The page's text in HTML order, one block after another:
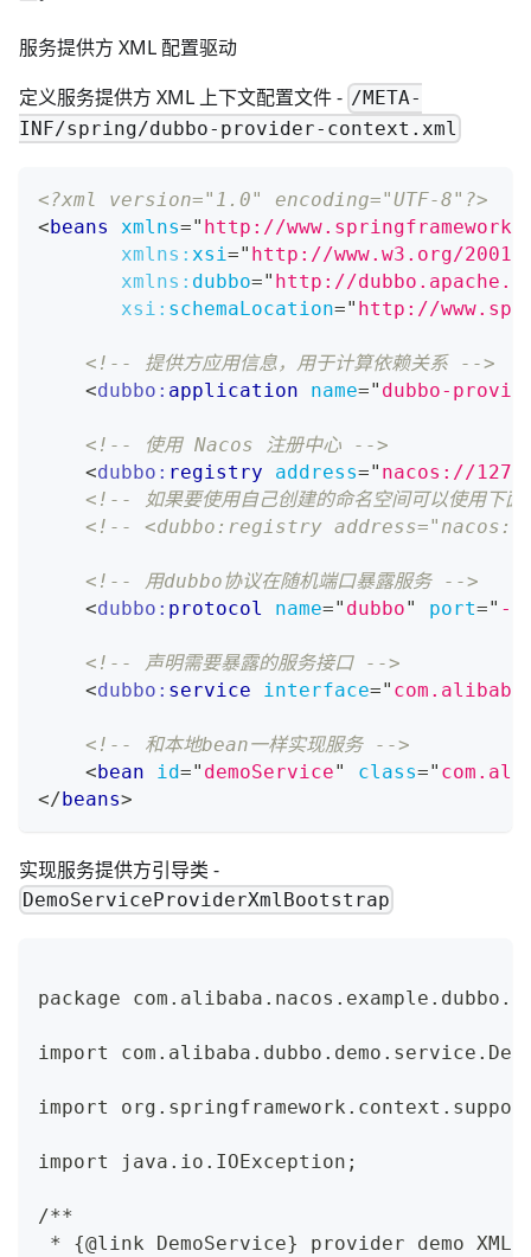
服务提供方 XML 配置驱动
定义服务提供方 XML 上下文配置文件 - /META-
INF/spring/dubbo-provider-context.xml
<?xml version="1.0" encoding="UTF-8"?>
<beans xmlns=" http://
xmlns: xsi=" http://www.w3.org/2001/
xmlns: dubbo=" http://
xsi: schemaLocation=" http://
<!-- 提供方应用信息，用于计算依赖关系 -->
<dubbo: application name=" dubbo-
<!-- 使用 Nacos 注册中心 -->
<dubbo: registry address=" nacos://
<!-- 如果要使用自己创建的命名空间可以使用下
<!-- <dubbo:registry address="nacos://
<!-- 用dubbo协议在随机端口暴露服务 -->
<dubbo: protocol name=" dubbo" port=" -1
<!-- 声明需要暴露的服务接口 -->
<dubbo: service interface="
<!-- 和本地bean一样实现服务 -->
<bean id=" demoService" class="
</beans>
实现服务提供方引导类 -
DemoServiceProviderXmlBootstrap
package
import
import
import java.io.IOException;
/**
* {@link DemoService} provider demo XML